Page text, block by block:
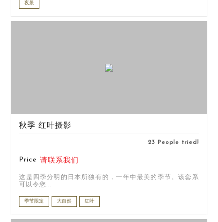
夜景
秋季 红叶摄影
23 People tried!
Price 请联系我们
这是四季分明的日本所独有的，一年中最美的季节。该套系
可以令您...
季节限定 大自然 红叶